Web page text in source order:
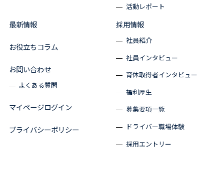
活動レポート
最新情報
お役立ちコラム
お問い合わせ
よくある質問
マイページログイン
プライバシーポリシー
採用情報
社員紹介
社員インタビュー
育休取得者インタビュー
福利厚生
募集要項一覧
ドライバー職場体験
採用エントリー